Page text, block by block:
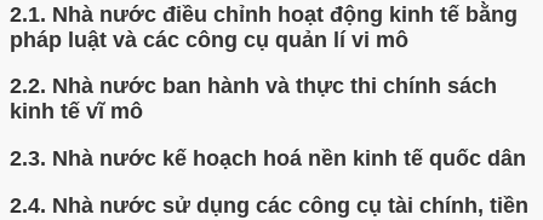
2.1. Nhà nước điều chỉnh hoạt động kinh tế bằng
pháp luật và các công cụ quản lí vi mô
2.2. Nhà nước ban hành và thực thi chính sách
kinh tế vĩ mô
2.3. Nhà nước kế hoạch hoá nền kinh tế quốc dân
2.4. Nhà nước sử dụng các công cụ tài chính, tiền